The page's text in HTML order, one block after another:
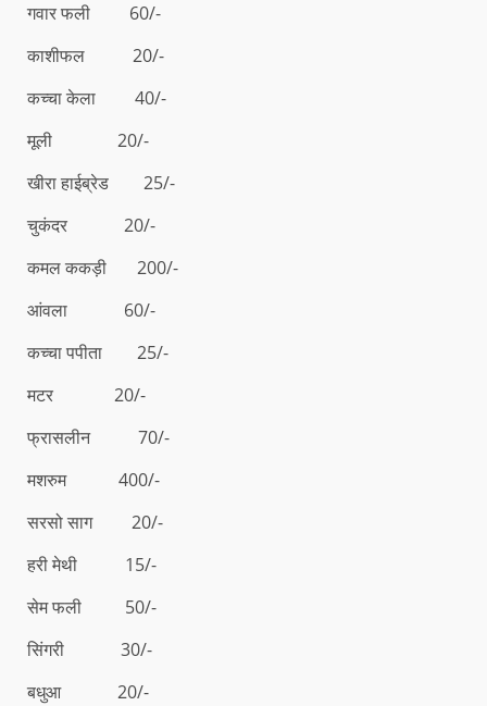
गवार फली 60/-
काशीफल 20/-
कच्चा केला 40/-
मूली 20/-
खीरा हाईब्रेड 25/-
चुकंदर 20/-
कमल ककड़ी 200/-
आंवला 60/-
कच्चा पपीता 25/-
मटर 20/-
फ्रासलीन 70/-
मशरुम 400/-
सरसो साग 20/-
हरी मेथी 15/-
सेम फली 50/-
सिंगरी 30/-
बधुआ 20/-